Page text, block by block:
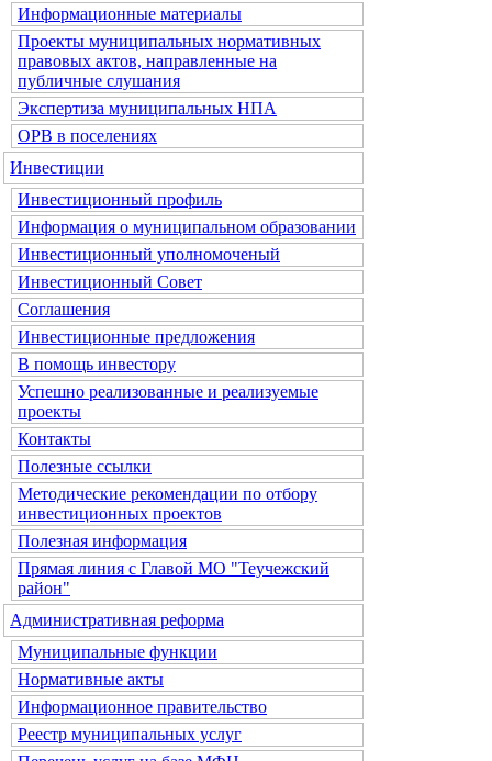
Информационные материалы
Проекты муниципальных нормативных
правовых актов, направленные на
публичные слушания
Экспертиза муниципальных НПА
ОРВ в поселениях
Инвестиции
Инвестиционный профиль
Информация о муниципальном образовании
Инвестиционный уполномоченый
Инвестиционный Совет
Соглашения
Инвестиционные предложения
В помощь инвестору
Успешно реализованные и реализуемые
проекты
Контакты
Полезные ссылки
Методические рекомендации по отбору
инвестиционных проектов
Полезная информация
Прямая линия с Главой МО "Теучежский
район"
Административная реформа
Муниципальные функции
Нормативные акты
Информационное правительство
Реестр муниципальных услуг